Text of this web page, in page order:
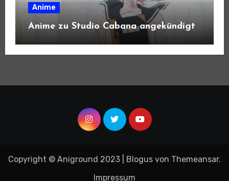
Anime
Anime zu Studio Cabana angekündigt
Copyright © Aniground 2023 Blogus von Themeansar.
Impressum